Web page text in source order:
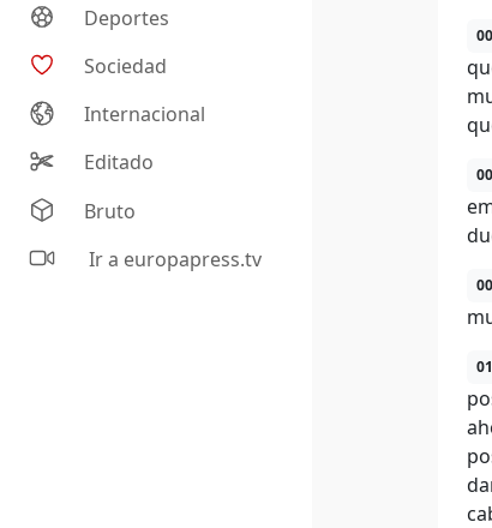
Deportes
Sociedad
Internacional
Editado
Bruto
Ir a europapress.tv